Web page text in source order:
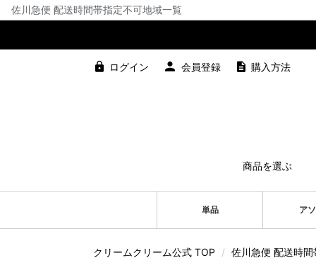
佐川急便 配送時間帯指定不可地域一覧
ログイン 会員登録 購入方法
商品を選ぶ
単品 ア
クリームクリーム公式 TOP / 佐川急便 配送時